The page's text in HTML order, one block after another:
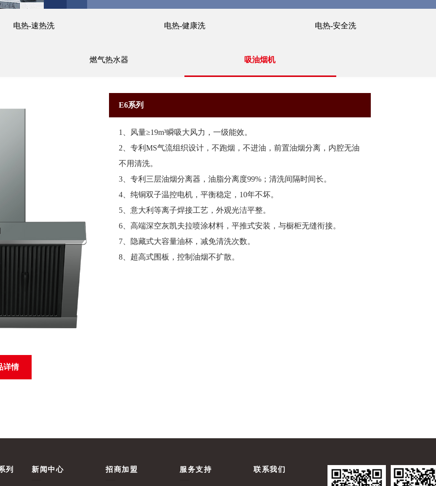
电热-速热洗 电热-健康洗 电热-安全洗
燃气热水器 吸油烟机
E6系列
1、风量≥19m³瞬吸大风力，一级能效。
2、专利MS气流组织设计，不跑烟，不进油，前置油烟分离，内腔无油
不用清洗。
3、专利三层油烟分离器，油脂分离度99%；清洗间隔时间长。
4、纯铜双子温控电机，平衡稳定，10年不坏。
5、意大利等离子焊接工艺，外观光洁平整。
6、高端深空灰凯夫拉喷涂材料，平推式安装，与橱柜无缝衔接。
7、隐藏式大容量油杯，减免清洗次数。
8、超高式围板，控制油烟不扩散。
详情
列 新闻中心 招商加盟 服务支持 联系我们